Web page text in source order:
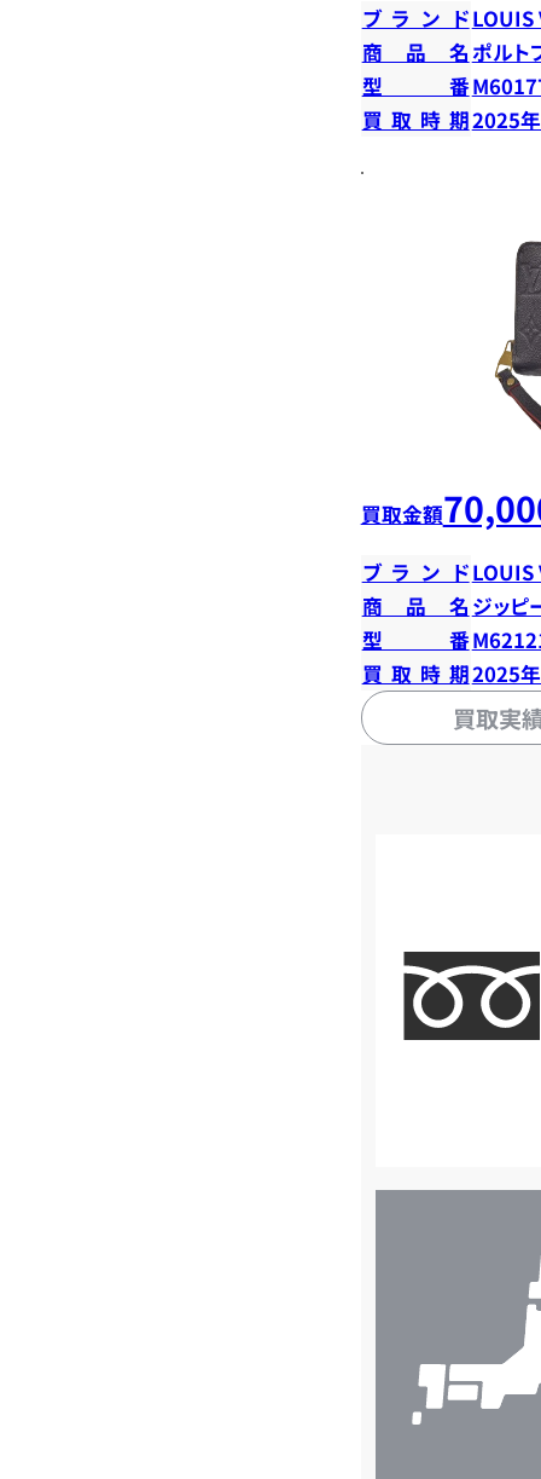
ブランドLOUIS
商品名ポルト
型番
買取時期2025
買取金額
ブランドLOUIS
商品名 ジッピ
型番
買取時期2025
買取実